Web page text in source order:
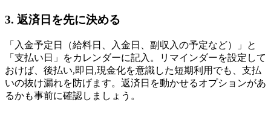
3. 返済日を先に決める
「入金予定日（給料日、入金日、副収入の予定など）」と
「支払い日」をカレンダーに記入。リマインダーを設定して
おけば、後払い,即日,現金化を意識した短期利用でも、支払
いの抜け漏れを防げます。返済日を動かせるオプションがあ
るかも事前に確認しましょう。